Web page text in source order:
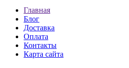
Главная
Блог
Доставка
Оплата
Контакты
Карта сайта